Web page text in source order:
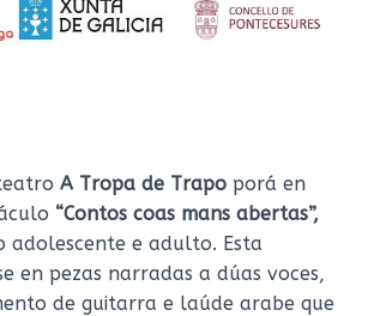
A Tropa de Trapo porá en
“Contos coas mans abertas”,
adolescente e adulto. Esta
en pezas narradas a dúas voces,
de guitarra e laúde arabe que